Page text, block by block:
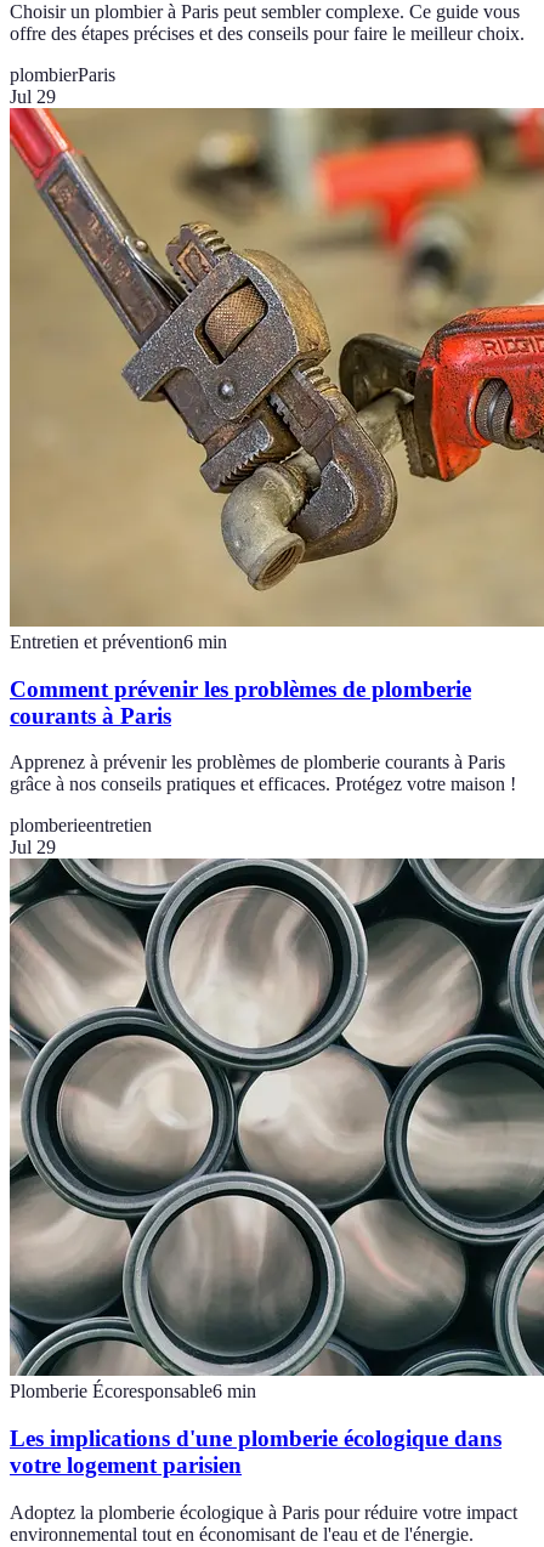
Choisir un plombier à Paris peut sembler complexe. Ce guide vous
offre des étapes précises et des conseils pour faire le meilleur choix.
plombierParis
Jul 29
Entretien et prévention6 min
Comment prévenir les problèmes de plomberie
courants à Paris
Apprenez à prévenir les problèmes de plomberie courants à Paris
grâce à nos conseils pratiques et efficaces. Protégez votre maison !
plomberieentretien
Jul 29
Plomberie Écoresponsable6 min
Les implications d'une plomberie écologique dans
votre logement parisien
Adoptez la plomberie écologique à Paris pour réduire votre impact
environnemental tout en économisant de l'eau et de l'énergie.